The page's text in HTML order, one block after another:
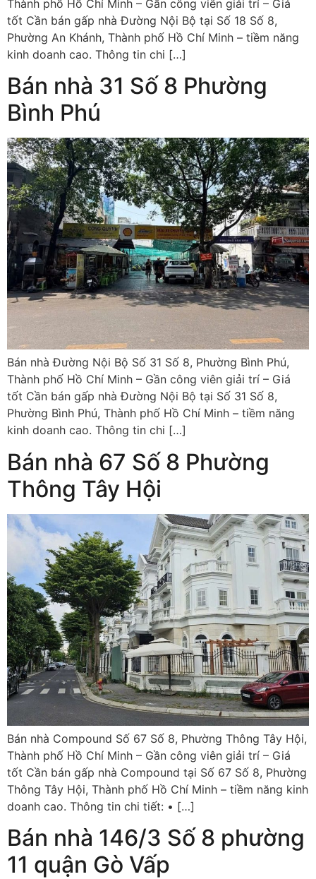
Thành phố Hồ Chí Minh – Gần công viên giải trí – Giá
tốt Cần bán gấp nhà Đường Nội Bộ tại Số 18 Số 8,
Phường An Khánh, Thành phố Hồ Chí Minh – tiềm năng
kinh doanh cao. Thông tin chi […]
Bán nhà 31 Số 8 Phường
Bình Phú
Bán nhà Đường Nội Bộ Số 31 Số 8, Phường Bình Phú,
Thành phố Hồ Chí Minh – Gần công viên giải trí – Giá
tốt Cần bán gấp nhà Đường Nội Bộ tại Số 31 Số 8,
Phường Bình Phú, Thành phố Hồ Chí Minh – tiềm năng
kinh doanh cao. Thông tin chi […]
Bán nhà 67 Số 8 Phường
Thông Tây Hội
Bán nhà Compound Số 67 Số 8, Phường Thông Tây Hội,
Thành phố Hồ Chí Minh – Gần công viên giải trí – Giá
tốt Cần bán gấp nhà Compound tại Số 67 Số 8, Phường
Thông Tây Hội, Thành phố Hồ Chí Minh – tiềm năng kinh
doanh cao. Thông tin chi tiết: • […]
Bán nhà 146/3 Số 8 phường
11 quận Gò Vấp